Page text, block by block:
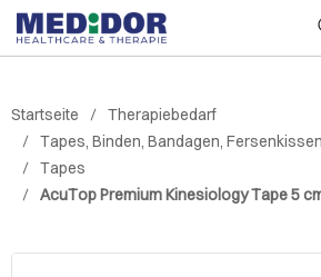
Startseite
Therapiebedarf
Tapes, Binden, Bandagen,
Tapes
AcuTop Premium Kinesiology Tape 5